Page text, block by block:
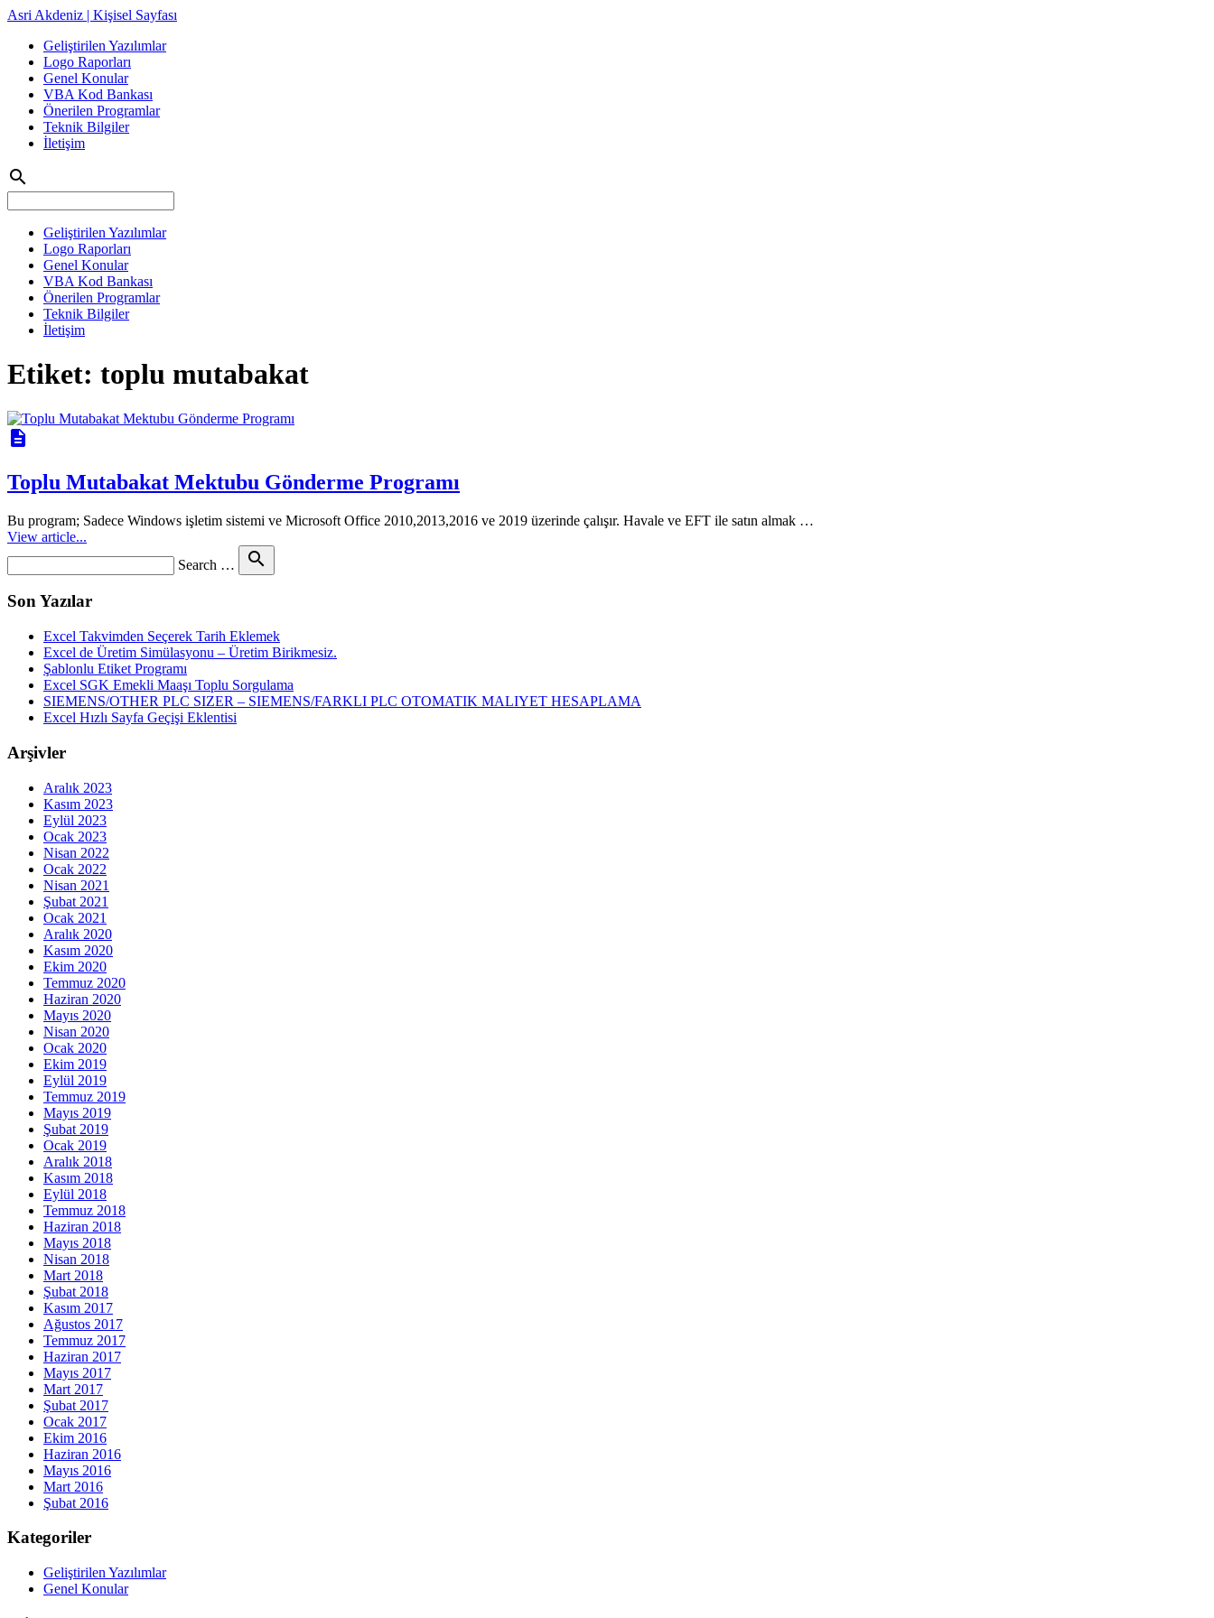
Asri Akdeniz | Kişisel Sayfası
Geliştirilen Yazılımlar
Logo Raporları
Genel Konular
VBA Kod Bankası
Önerilen Programlar
Teknik Bilgiler
İletişim
search
Geliştirilen Yazılımlar
Logo Raporları
Genel Konular
VBA Kod Bankası
Önerilen Programlar
Teknik Bilgiler
İletişim
Etiket: toplu mutabakat
description
Toplu Mutabakat Mektubu Gönderme Programı
Bu program; Sadece Windows işletim sistemi ve Microsoft Office 2010,2013,2016 ve 2019 üzerinde çalışır. Havale ve EFT ile satın almak …
View article...
Search … search
Son Yazılar
Excel Takvimden Seçerek Tarih Eklemek
Excel de Üretim Simülasyonu – Üretim Birikmesiz.
Şablonlu Etiket Programı
Excel SGK Emekli Maaşı Toplu Sorgulama
SIEMENS/OTHER PLC SIZER – SIEMENS/FARKLI PLC OTOMATIK MALIYET HESAPLAMA
Excel Hızlı Sayfa Geçişi Eklentisi
Arşivler
Aralık 2023
Kasım 2023
Eylül 2023
Ocak 2023
Nisan 2022
Ocak 2022
Nisan 2021
Şubat 2021
Ocak 2021
Aralık 2020
Kasım 2020
Ekim 2020
Temmuz 2020
Haziran 2020
Mayıs 2020
Nisan 2020
Ocak 2020
Ekim 2019
Eylül 2019
Temmuz 2019
Mayıs 2019
Şubat 2019
Ocak 2019
Aralık 2018
Kasım 2018
Eylül 2018
Temmuz 2018
Haziran 2018
Mayıs 2018
Nisan 2018
Mart 2018
Şubat 2018
Kasım 2017
Ağustos 2017
Temmuz 2017
Haziran 2017
Mayıs 2017
Mart 2017
Şubat 2017
Ocak 2017
Ekim 2016
Haziran 2016
Mayıs 2016
Mart 2016
Şubat 2016
Kategoriler
Geliştirilen Yazılımlar
Genel Konular